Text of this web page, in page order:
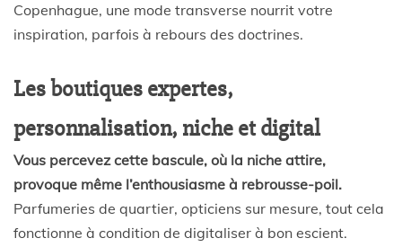
Copenhague, une mode transverse nourrit votre
inspiration, parfois à rebours des doctrines.
Les boutiques expertes,
personnalisation, niche et digital
Vous percevez cette bascule, où la niche attire,
provoque même l’enthousiasme à rebrousse-poil.
Parfumeries de quartier, opticiens sur mesure, tout cela
fonctionne à condition de digitaliser à bon escient.